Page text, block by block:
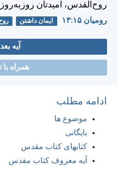
روح‌القدس، اميدتان
رومیان ۱۵:‏۱۳ ایمان داشتن
آیه
همراه با
ادامه مطلب
موضوع ها
بایگانی
کتابهای کتاب مقدس
آیه معروف کتاب مقدس